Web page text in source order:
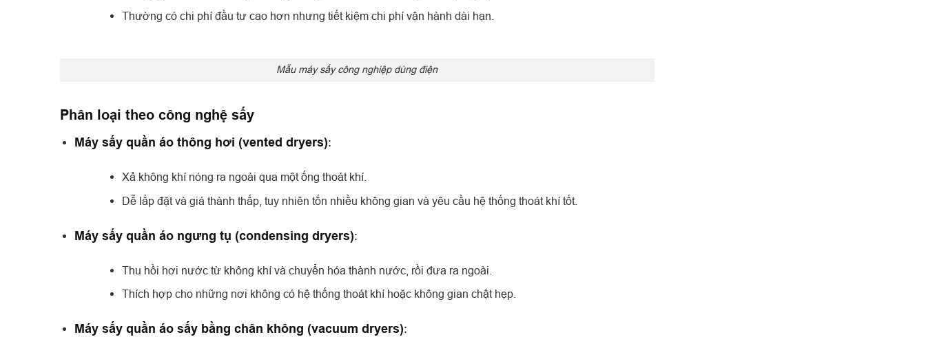
Thường có chi phí đầu tư cao hơn nhưng tiết kiệm chi phí vận hành dài hạn.
Mẫu máy sấy công nghiệp dùng điện
Phân loại theo công nghệ sấy
Máy sấy quần áo thông hơi (vented dryers):
Xả không khí nóng ra ngoài qua một ống thoát khí.
Dễ lắp đặt và giá thành thấp, tuy nhiên tốn nhiều không gian và yêu cầu hệ thống thoát khí tốt.
Máy sấy quần áo ngưng tụ (condensing dryers):
Thu hồi hơi nước từ không khí và chuyển hóa thành nước, rồi đưa ra ngoài.
Thích hợp cho những nơi không có hệ thống thoát khí hoặc không gian chật hẹp.
Máy sấy quần áo sấy bằng chân không (vacuum dryers):